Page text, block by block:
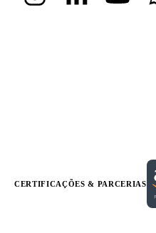
CERTIFICAÇÕES & PARCERIAS